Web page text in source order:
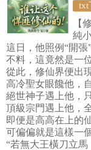
txt
【
純
這日，他照例“開張
不料，這竟然是一
從此，修仙界便出
高冷聖女眼饞他，
絕世神子遇上他，
頂級宗門遇上他，
即便是高高在上的
可偏偏就是這樣一
“若無大王橫刀立